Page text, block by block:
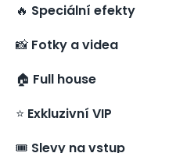
🔥 Speciální efekty
📸 Fotky a videa
🏠 Full house
⭐️ Exkluzivní VIP
🎟️ Slevy na vstup